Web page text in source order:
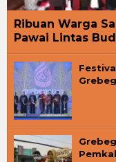
Ribuan Warga
Pawai Lintas